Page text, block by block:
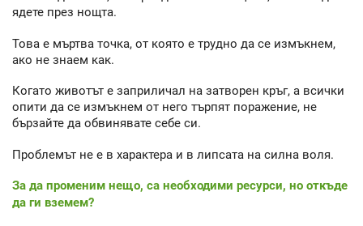
ядете през нощта.
Това е мъртва точка, от която е трудно да се измъкнем,
ако не знаем как.
Когато животът е заприличал на затворен кръг, а всички
опити да се измъкнем от него търпят поражение, не
бързайте да обвинявате себе си.
Проблемът не е в характера и в липсата на силна воля.
За да променим нещо, са необходими ресурси, но откъде
да ги вземем?